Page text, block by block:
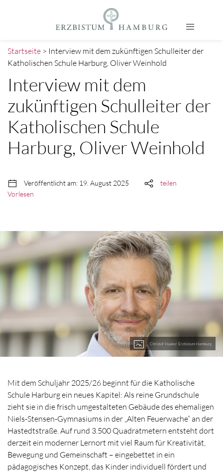
Startseite > Interview mit dem zukünftigen Schulleiter der
Katholischen Schule Harburg, Oliver Weinhold
Interview mit dem
zukünftigen Schulleiter der
Katholischen Schule
Harburg, Oliver Weinhold
Veröffentlicht am: 19. August 2025
teilen
Vorlesen
Christof Haake/ Erzbistum Hamburg
Mit dem Schuljahr 2025/26 beginnt für die Katholische
Schule Harburg ein neues Kapitel: Als reine Grundschule
zieht sie in die frisch umgestalteten Gebäude des ehemaligen
Niels-Stensen-Gymnasiums in der „Alten Feuerwache“ an der
Hastedtstraße. Auf rund 3.500 Quadratmetern entsteht dort
derzeit ein moderner Lernort mit viel Raum für Kreativität,
Bewegung und Gemeinschaft – eingebettet in ein
pädagogisches Konzept, das Kinder individuell fördert und